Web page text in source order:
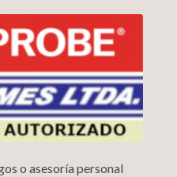
o asesoría personal